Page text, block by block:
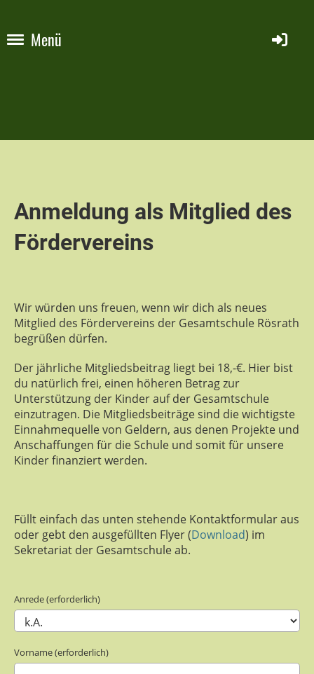
Menü
Anmeldung als Mitglied des
Fördervereins
Wir würden uns freuen, wenn wir dich als neues
Mitglied des Fördervereins der Gesamtschule Rösrath
begrüßen dürfen.
Der jährliche Mitgliedsbeitrag liegt bei 18,-€. Hier bist
du natürlich frei, einen höheren Betrag zur
Unterstützung der Kinder auf der Gesamtschule
einzutragen. Die Mitgliedsbeiträge sind die wichtigste
Einnahmequelle von Geldern, aus denen Projekte und
Anschaffungen für die Schule und somit für unsere
Kinder finanziert werden.
Füllt einfach das unten stehende Kontaktformular aus
oder gebt den ausgefüllten Flyer (Download) im
Sekretariat der Gesamtschule ab.
Anrede (erforderlich)
Vorname (erforderlich)